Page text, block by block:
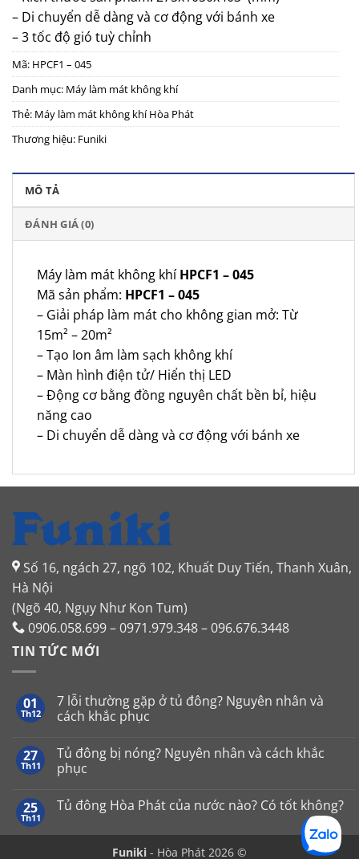
– Di chuyển dễ dàng và cơ động với bánh xe
– 3 tốc độ gió tuỳ chỉnh
Mã: HPCF1 – 045
Danh mục: Máy làm mát không khí
Thẻ: Máy làm mát không khí Hòa Phát
Thương hiệu: Funiki
MÔ TẢ
ĐÁNH GIÁ (0)
Máy làm mát không khíHPCF1 – 045
Mã sản phẩm: HPCF1 – 045
– Giải pháp làm mát cho không gian mở: Từ
15m² – 20m²
– Tạo Ion âm làm sạch không khí
– Màn hình điện tử/ Hiển thị LED
– Động cơ bằng đồng nguyên chất bền bỉ, hiệu
năng cao
– Di chuyển dễ dàng và cơ động với bánh xe
Số 16, ngách 27, ngõ 102, Khuất Duy Tiến, Thanh Xuân,
Hà Nội
(Ngõ 40, Ngụy Như Kon Tum)
0906.058.699 – 0971.979.348 – 096.676.3448
TIN TỨC MỚI
01
Th12
7 lỗi thường gặp ở tủ đông? Nguyên nhân và
cách khắc phục
bình
luận
ở
thường
tủ
27
Th11
Tủ đông bị nóng? Nguyên nhân và cách khắc
phục
bình
Tủ
25
Th11
Tủ đông Hòa Phát của nước nào? Có tốt không?
có
Funiki - Hòa Phát 2026 ©